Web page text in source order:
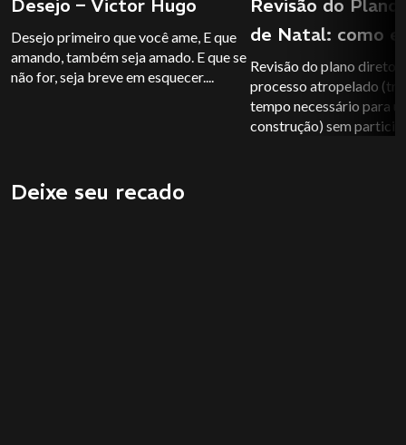
Desejo – Victor Hugo
Desejo primeiro que você ame, E que
amando, também seja amado. E que se
não for, seja breve em esquecer....
Revisão do
de Natal: como
ocorrendo??
Revisão do plano diretor
processo atropelado
tempo necessário para
construção) sem
Deixe seu recado